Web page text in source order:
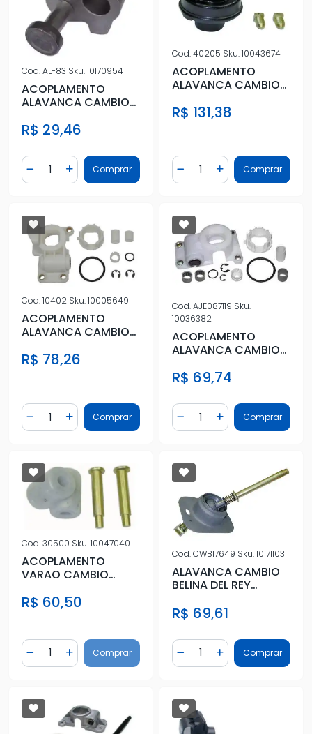
Cod.AL-83 Sku.10170954
ACOPLAMENTO
ALAVANCA CAMBIO
R$ 29,46
Diminuir Quantidade
Quantidade
Adicionar Quantidade
Comprar
Cod.40205 Sku.10043674
ACOPLAMENTO
ALAVANCA CAMBIO
R$ 131,38
Diminuir Quantidade
Quantidade
AdicionarComprar
Cod.10402 Sku.10005649
ACOPLAMENTO
ALAVANCA CAMBIO
ALTA COMPLE
R$ 78,26
Diminuir Quantidade
Quantidade
Adicionar Quantidade
Comprar
Cod.AJE087119 Sku.
10036382
ACOPLAMENTO
ALAVANCA CAMBIO
BAIXA
R$ 69,74
Diminuir Quantidade
Quantidade
AdicionarComprar
Cod.30500 Sku.10047040
ACOPLAMENTO
VARAO CAMBIO
R$ 60,50
Diminuir Quantidade
Quantidade
Adicionar Quantidade
Comprar
Cod.CWB17649 Sku.10171103
ALAVANCA CAMBIO
BELINA DEL REY
ROYALLE 90/
R$ 69,61
Diminuir Quantidade
Quantidade
AdicionarComprar